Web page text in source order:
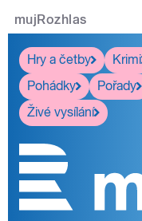
mujRozhlas
Hry a četby
Krimi
Pohádky
Pořady
Živé vysílání